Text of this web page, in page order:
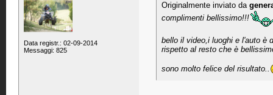
Data registr.: 02-09-2014
Messaggi: 825
Originalmente inviato da
complimenti bellissimo!!!
bello il video,i luoghi e l'auto è
rispetto al resto che è
sono molto felice del risultato..